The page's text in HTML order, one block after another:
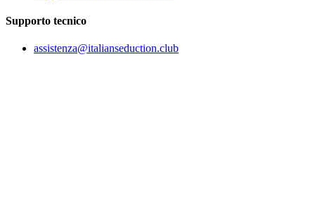
Supporto tecnico
assistenza@italianseduction.club